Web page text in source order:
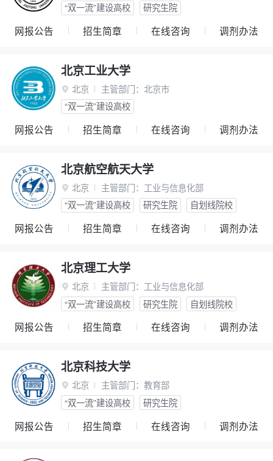
“双一流”建设高校
研究生院
网报公告 招生简章 在线咨询 调剂办法
北京工业大学
 北京 主管部门： 北京市
“双一流”建设高校
网报公告 招生简章 在线咨询 调剂办法
北京航空航天大学
 北京 主管部门： 工业与信息化部
“双一流”建设高校
研究生院 自划线院校
网报公告 招生简章 在线咨询 调剂办法
北京理工大学
 北京 主管部门： 工业与信息化部
“双一流”建设高校
研究生院 自划线院校
网报公告 招生简章 在线咨询 调剂办法
北京科技大学
 北京 主管部门： 教育部
“双一流”建设高校
研究生院
网报公告 招生简章 在线咨询 调剂办法